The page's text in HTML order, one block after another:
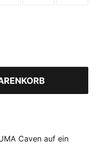
Caven auf ein
Hoops-Style auf